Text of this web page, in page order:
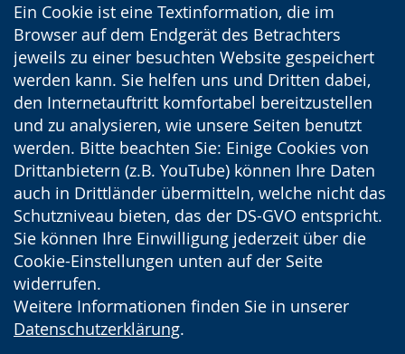
Ein Cookie ist eine Textinformation, die im
Browser auf dem Endgerät des Betrachters
jeweils zu einer besuchten Website gespeichert
werden kann. Sie helfen uns und Dritten dabei,
den Internetauftritt komfortabel bereitzustellen
und zu analysieren, wie unsere Seiten benutzt
werden. Bitte beachten Sie: Einige Cookies von
Drittanbietern (z.B. YouTube) können Ihre Daten
auch in Drittländer übermitteln, welche nicht das
Schutzniveau bieten, das der DS-GVO entspricht.
Sie können Ihre Einwilligung jederzeit über die
Cookie-Einstellungen unten auf der Seite
widerrufen.
Weitere Informationen finden Sie in unserer
Datenschutzerklärung.